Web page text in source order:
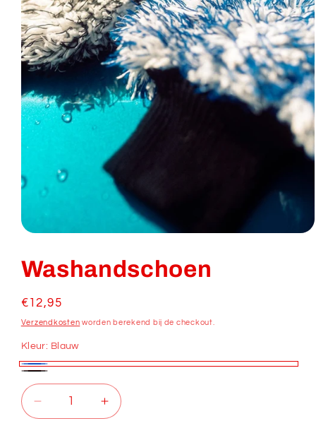
openen
in
modaal
Washandschoen
Normale
prijs
€12,95
Verzendkosten worden berekend bij de checkout.
Kleur: Blauw
Blauw
Aantal
Aantal